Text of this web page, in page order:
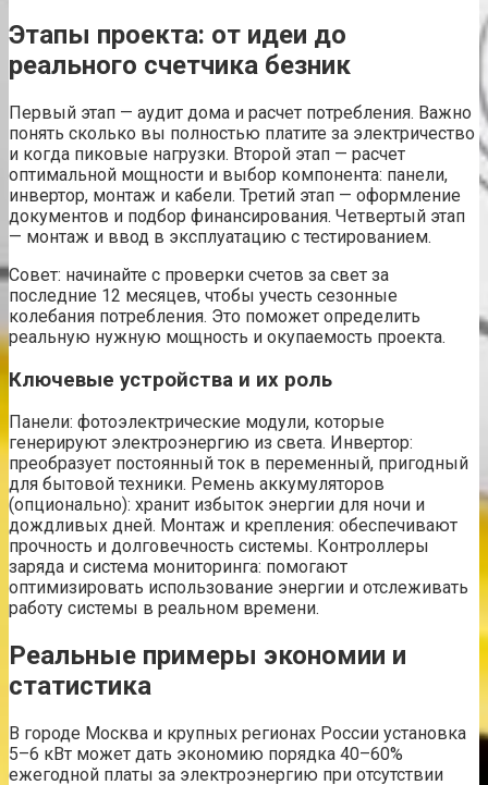
Этапы проекта: от идеи до
реального счетчика безник
Первый этап — аудит дома и расчет потребления. Важно
понять сколько вы полностью платите за электричество
и когда пиковые нагрузки. Второй этап — расчет
оптимальной мощности и выбор компонента: панели,
инвертор, монтаж и кабели. Третий этап — оформление
документов и подбор финансирования. Четвертый этап
— монтаж и ввод в эксплуатацию с тестированием.
Совет: начинайте с проверки счетов за свет за
последние 12 месяцев, чтобы учесть сезонные
колебания потребления. Это поможет определить
реальную нужную мощность и окупаемость проекта.
Ключевые устройства и их роль
Панели: фотоэлектрические модули, которые
генерируют электроэнергию из света. Инвертор:
преобразует постоянный ток в переменный, пригодный
для бытовой техники. Ремень аккумуляторов
(опционально): хранит избыток энергии для ночи и
дождливых дней. Монтаж и крепления: обеспечивают
прочность и долговечность системы. Контроллеры
заряда и система мониторинга: помогают
оптимизировать использование энергии и отслеживать
работу системы в реальном времени.
Реальные примеры экономии и
статистика
В городе Москва и крупных регионах России установка
5–6 кВт может дать экономию порядка 40–60%
ежегодной платы за электроэнергию при отсутствии